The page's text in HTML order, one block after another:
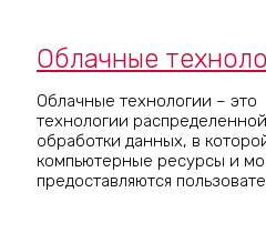
Облачные
Облачные технологии – это
технологии распределенной
обработки данных, в
компьютерные ресурсы и
предоставляются